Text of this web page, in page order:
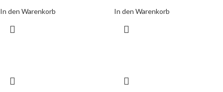
In den Warenkorb In den Warenkorb